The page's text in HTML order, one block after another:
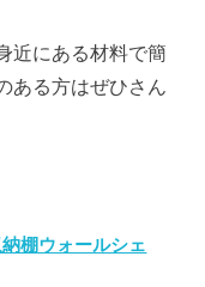
近にある材料で簡
ある方はぜひさん
棚ウォールシェ